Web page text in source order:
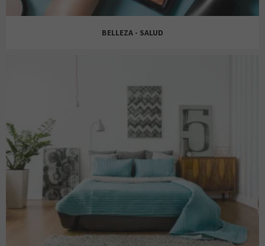
SKECHERS
AW LAB
BERSHKA CHICO
BELLEZA - SALUD
CLEAN BODY